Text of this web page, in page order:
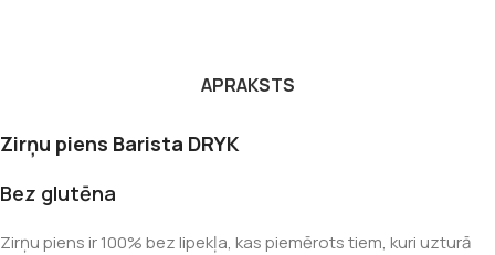
APRAKSTS
Zirņu piens Barista DRYK
Bez glutēna
Zirņu piens ir 100% bez lipekļa, kas piemērots tiem, kuri uzturā